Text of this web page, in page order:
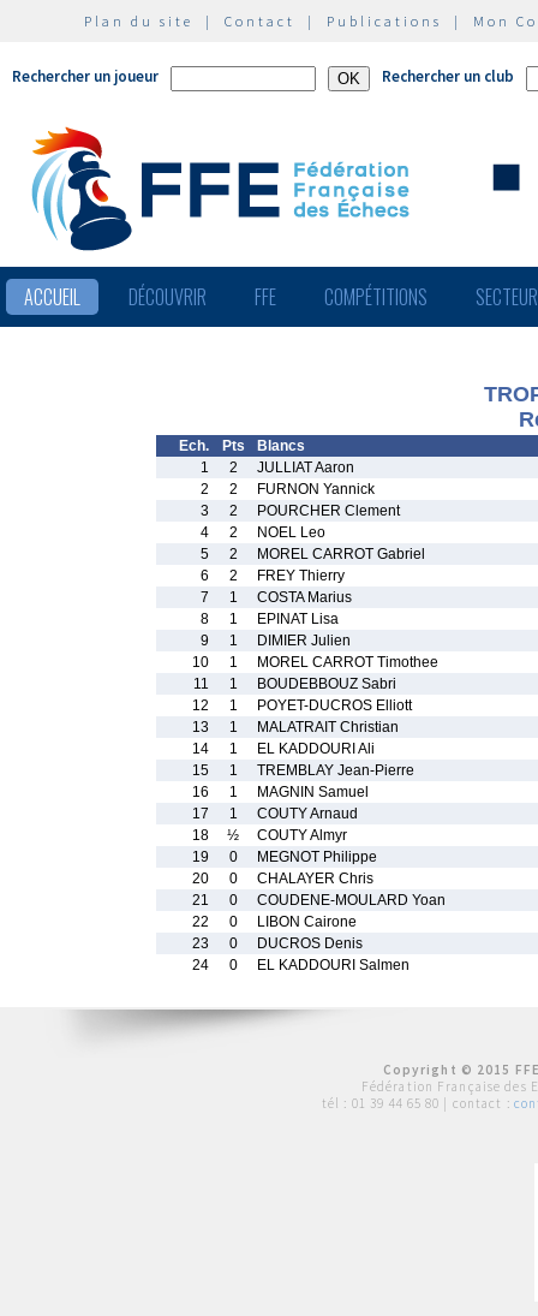
Plan du site | Contact | Publications | Mon
Rechercher un joueur Rechercher un club
ACCUEIL DÉCOUVRIR FFE COMPÉTITIONS
Ech. Pts
Blancs
1
2
JULLIAT Aaron
2
2
FURNON Yannick
3
2
POURCHER Clement
4
2
NOEL Leo
5
2
MOREL CARROT Gabriel
6
2
FREY Thierry
7
1
COSTA Marius
8
1
EPINAT Lisa
9
1
DIMIER Julien
10
1
MOREL CARROT Timothee
11
1
BOUDEBBOUZ Sabri
12
1
POYET-DUCROS Elliott
13
1
MALATRAIT Christian
14
1
EL KADDOURI Ali
15
1
TREMBLAY Jean-Pierre
16
1
MAGNIN Samuel
17
1
COUTY Arnaud
18
½
COUTY Almyr
19
0
MEGNOT Philippe
20
0
CHALAYER Chris
21
0
COUDENE-MOULARD Yoan
22
0
LIBON Cairone
23
0
DUCROS Denis
24
0 EL KADDOURI Salmen
Copyright © 2015
Fédération Française des
tél : 01 39 44 65 80 | contact :